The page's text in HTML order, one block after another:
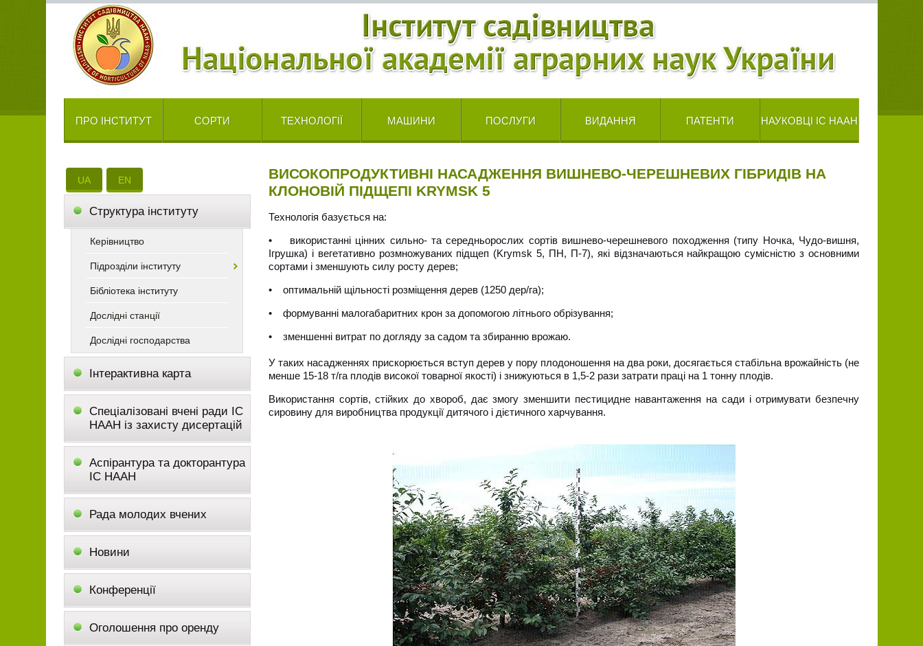
ПРО ІНСТИТУТ СОРТИ ТЕХНОЛОГІЇ МАШИНИ ПОСЛУГИ ВИДАННЯ ПАТЕНТИ НАУКОВЦІ ІС НААН
UA EN
Cтруктура інституту
Керівництво
Підрозділи інституту
Бібліотека інституту
Дослідні станції
Дослідні господарства
Інтерактивна карта
Спеціалізовані вчені ради ІС
НААН із захисту дисертацій
Аспірантура та докторантура
ІС НААН
Рада молодих вчених
Новини
Конференції
Оголошення про оренду
ВИСОКОПРОДУКТИВНІ НАСАДЖЕННЯ ВИШНЕВО-ЧЕРЕШНЕВИХ ГІБРИДІВ НА
КЛОНОВІЙ ПІДЩЕПІ KRYMSK 5
Технологія базується на:
• використанні цінних сильно- та середньорослих сортів вишнево-черешневого походження (типу Ночка, Чудо-вишня,
Ігрушка) і вегетативно розмножуваних підщеп (Krymsk 5, ПН, П-7), які відзначаються найкращою сумісністю з основними
сортами і зменшують силу росту дерев;
• оптимальній щільності розміщення дерев (1250 дер/га);
• формуванні малогабаритних крон за допомогою літнього обрізування;
• зменшенні витрат по догляду за садом та збиранню врожаю.
У таких насадженнях прискорюється вступ дерев у пору плодоношення на два роки, досягається стабільна врожайність (не
менше 15-18 т/га плодів високої товарної якості) і знижуються в 1,5-2 рази затрати праці на 1 тонну плодів.
Використання сортів, стійких до хвороб, дає змогу зменшити пестицидне навантаження на сади і отримувати безпечну
сировину для виробництва продукції дитячого і дієтичного харчування.